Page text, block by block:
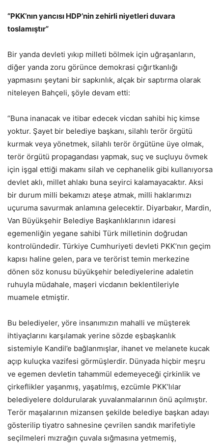
“PKK’nın yancısı HDP’nin zehirli niyetleri duvara
toslamıştır”
Bir yanda devleti yıkıp milleti bölmek için uğraşanların,
diğer yanda zoru görünce demokrasi çığırtkanlığı
yapmasını şeytani bir sapkınlık, alçak bir saptırma olarak
niteleyen Bahçeli, şöyle devam etti:
“Buna inanacak ve itibar edecek vicdan sahibi hiç kimse
yoktur. Şayet bir belediye başkanı, silahlı terör örgütü
kurmak veya yönetmek, silahlı terör örgütüne üye olmak,
terör örgütü propagandası yapmak, suç ve suçluyu övmek
için işgal ettiği makamı silah ve cephanelik gibi kullanıyorsa
devlet aklı, millet ahlakı buna seyirci kalamayacaktır. Aksi
bir durum milli bekamızı ateşe atmak, milli haklarımızı
uçuruma savurmak anlamına gelecektir. Diyarbakır, Mardin,
Van Büyükşehir Belediye Başkanlıklarının idaresi
egemenliğin yegane sahibi Türk milletinin doğrudan
kontrolündedir. Türkiye Cumhuriyeti devleti PKK’nın geçim
kapısı haline gelen, para ve terörist temin merkezine
dönen söz konusu büyükşehir belediyelerine adaletin
ruhuyla müdahale, maşeri vicdanın beklentileriyle
muamele etmiştir.
Bu belediyeler, yöre insanımızın mahalli ve müşterek
ihtiyaçlarını karşılamak yerine sözde eşbaşkanlık
sistemiyle Kandil’e bağlanmışlar, ihanet ve melanete kucak
açıp kuluçka vazifesi görmüşlerdir. Dünyada hiçbir meşru
ve egemen devletin tahammül edemeyeceği çirkinlik ve
çirkeflikler yaşanmış, yaşatılmış, ezcümle PKK’lılar
belediyelere doldurularak yuvalanmalarının önü açılmıştır.
Terör maşalarının mizansen şekilde belediye başkan adayı
gösterilip tiyatro sahnesine çevrilen sandık marifetiyle
seçilmeleri mızrağın çuvala sığmasına yetmemiş,